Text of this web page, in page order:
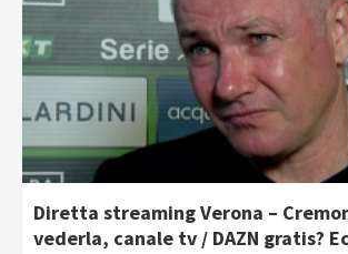
Diretta streaming Verona –
vederla, canale tv / DAZN gratis?